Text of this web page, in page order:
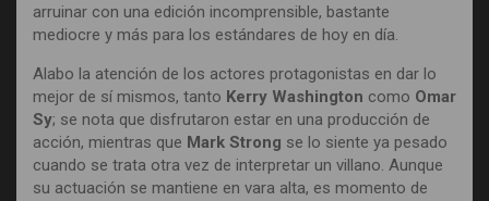
arruinar con una edición incomprensible, bastante
mediocre y más para los estándares de hoy en día.
Alabo la atención de los actores protagonistas en dar lo
mejor de sí mismos, tanto Kerry Washington como Omar
Sy; se nota que disfrutaron estar en una producción de
acción, mientras que Mark Strong se lo siente ya pesado
cuando se trata otra vez de interpretar un villano. Aunque
su actuación se mantiene en vara alta, es momento de